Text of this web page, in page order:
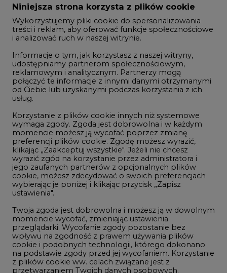
Zmiany kadrowe na rynku
Studio CIRE
Rozmowy o energetyce
Gospodarka
Geopolityka
LTE450
Innowacje i AI
Telekomunikacja i IT
Handel emisjami CO2
Wodór
Górnictwo
Atom
Fotowoltaika
Offshore wind
Niniejsza strona korzysta z plików cookie
Wykorzystujemy pliki cookie do spersonalizowania
treści i reklam, aby oferować funkcje społecznościowe
i analizować ruch w naszej witrynie.
Informacje o tym, jak korzystasz z naszej witryny,
udostępniamy partnerom społecznościowym,
reklamowym i analitycznym. Partnerzy mogą
połączyć te informacje z innymi danymi otrzymanymi
od Ciebie lub uzyskanymi podczas korzystania z ich
usług.
Korzystanie z plików cookie innych niż systemowe
wymaga zgody. Zgoda jest dobrowolna i w każdym
momencie możesz ją wycofać poprzez zmianę
preferencji plików cookie. Zgodę możesz wyrazić,
klikając „Zaakceptuj wszystkie". Jeżeli nie chcesz
wyrazić zgód na korzystanie przez administratora i
jego zaufanych partnerów z opcjonalnych plików
cookie, możesz zdecydować o swoich preferencjach
wybierając je poniżej i klikając przycisk „Zapisz
ustawienia".
Twoja zgoda jest dobrowolna i możesz ją w dowolnym
momencie wycofać, zmieniając ustawienia
przeglądarki. Wycofanie zgody pozostanie bez
wpływu na zgodność z prawem używania plików
cookie i podobnych technologii, którego dokonano
na podstawie zgody przed jej wycofaniem. Korzystanie
z plików cookie ww. celach związane jest z
przetwarzaniem Twoich danych osobowych.